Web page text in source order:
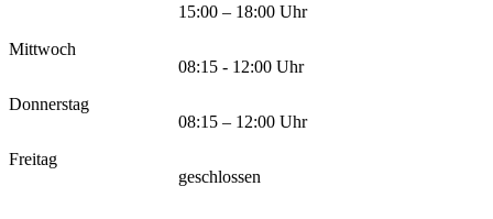
15:00 – 18:00 Uhr
Mittwoch
08:15 - 12:00 Uhr
Donnerstag
08:15 – 12:00 Uhr
Freitag
geschlossen